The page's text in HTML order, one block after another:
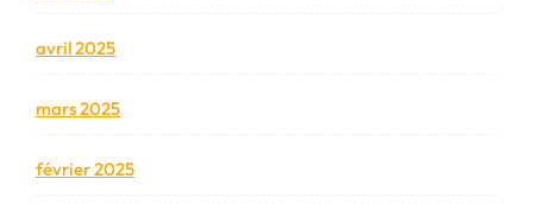
avril 2025
mars 2025
février 2025